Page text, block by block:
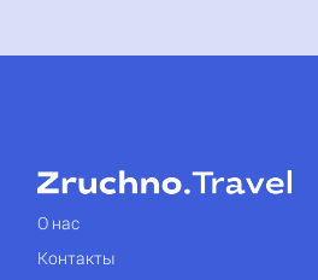
О нас
Контакты